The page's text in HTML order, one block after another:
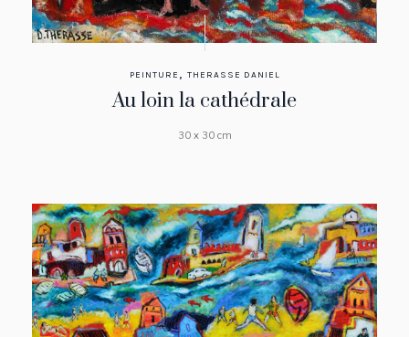
PEINTURE , THERASSE DANIEL
Au loin la cathédrale
30 x 30 cm